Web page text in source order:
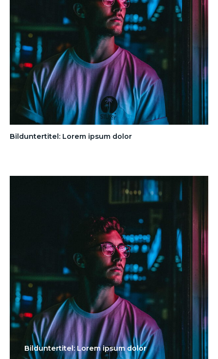
Bilduntertitel: Lorem ipsum dolor
Bilduntertitel: Lorem ipsum dolor